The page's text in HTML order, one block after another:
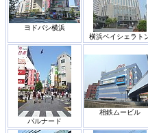
ヨドバシ横浜
横浜ベイシェラト
パルナード
相鉄ムービル